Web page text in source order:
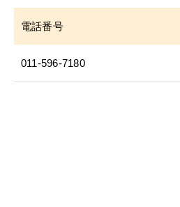
電話番号
011-596-7180